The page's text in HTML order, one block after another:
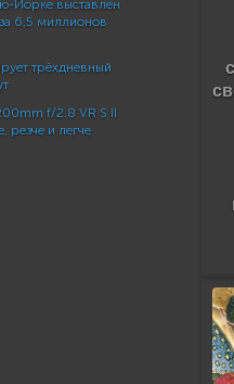
Йорке выставлен
6,5 миллионов
трёхдневный
f/2.8 VR S II
резче и легче